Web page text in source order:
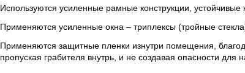
Используются усиленные рамные конструкции, устойчивые
Применяются усиленные окна – триплексы (тройные
Применяются защитные пленки изнутри помещения,
пропуская грабителя внутрь, и не создавая опасности